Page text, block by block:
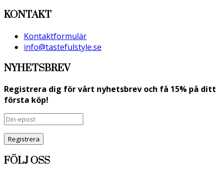
KONTAKT
Kontaktformulär
info@tastefulstyle.se
NYHETSBREV
Registrera dig för vårt nyhetsbrev och få 15% på ditt
första köp!
Registrera
FÖLJ OSS